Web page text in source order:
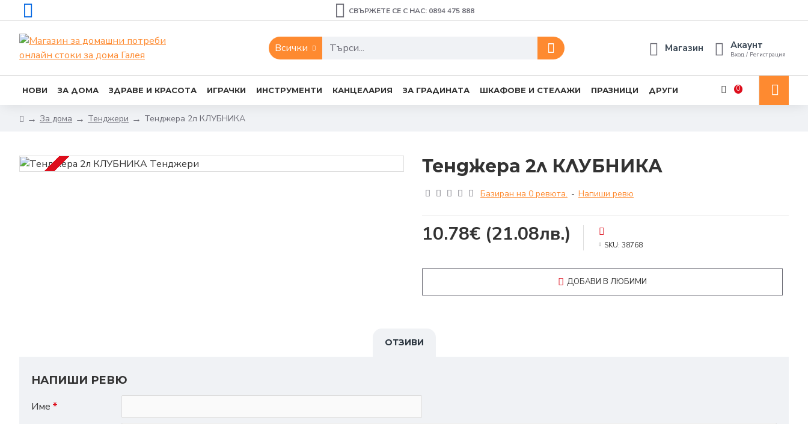
СВЪРЖЕТЕ СЕ С НАС: 0894 475 888
Всички Магазин Акаунт
Вход / Регистрация
НОВИ ЗА ДОМА ЗДРАВЕ И КРАСОТА ИГРАЧКИ ИНСТРУМЕНТИ КАНЦЕЛАРИЯ ЗА ГРАДИНАТА ШКАФОВЕ И СТЕЛАЖИ ПРАЗНИЦИ ДРУГИ 0
За дома Тенджери Тенджера 2л КЛУБНИКА
Тенджера 2л КЛУБНИКА
Базиран на 0 ревюта. - Напиши ревю
10.78€ (21.08лв.) SKU: 38768
ДОБАВИ В ЛЮБИМИ
ОТЗИВИ
НАПИШИ РЕВЮ
Име